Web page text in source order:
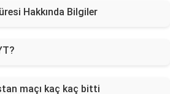
Hakkında Bilgiler
maçı kaç kaç bitti